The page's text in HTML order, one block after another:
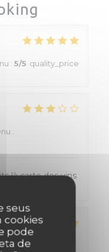
seus
cookies
pode
de
: 5/5 quality_price
:
là carte des vins
: